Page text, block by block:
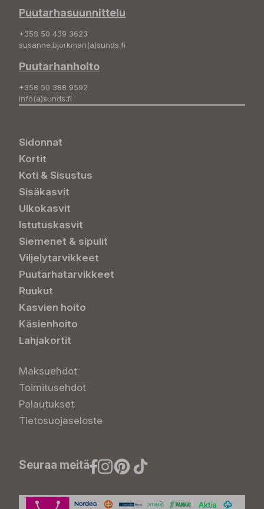
Puutarhasuunnittelu
+358 50 439 3623
susanne.bjorkman(a)sunds.fi
Puutarhanhoito
+358 50 388 9592
info(a)sunds.fi
Sidonnat
Kortit
Koti & Sisustus
Sisäkasvit
Ulkokasvit
Istutuskasvit
Siemenet & sipulit
Viljelytarvikkeet
Puutarhatarvikkeet
Ruukut
Kasvien hoito
Käsienhoito
Lahjakortit
Maksuehdot
Toimitusehdot
Palautukset
Tietosuojaseloste
Seuraa meitä